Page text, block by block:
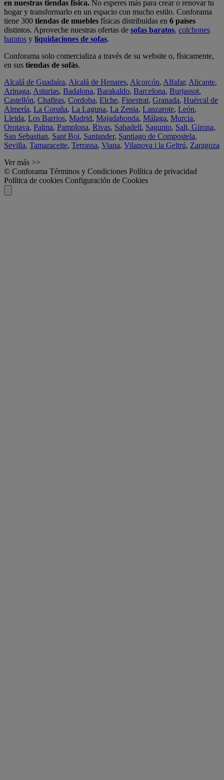
en nuestras tiendas física. No esperes más para crear o renovar tu
hogar y transformarlo en un espacio con mucho estilo. Conforama
tiene 300 tiendas de muebles físicas distribuidas en 6 países
distintos. Aproveche nuestras ofertas de sofas baratos, colchones
baratos y liquidaciones de sofas.
Conforama solo comercializa a través de su website o, físicamente,
en sus tiendas de sofás.
Alcalá de Guadaíra, Alcalá de Henares, Alcorcón, Alfafar, Alicante,
Arinaga, Asturias, Badalona, Barakaldo, Barcelona, Burjassot,
Castellón, Chafiras, Cordoba, Elche, Finestrat, Granada, Huércal de
Almería, La Coruña, La Laguna, La Zenia, Lanzarote, León,
Lleida, Los Barrios, Madrid, Majadahonda, Málaga, Murcia,
Orotava, Palma, Pamplona, Rivas, Sabadell, Sagunto, Salt, Girona,
San Sebastian, Sant Boi, Santander, Santiago de Compostela,
Sevilla, Tamaraceite, Terrassa, Viana, Vilanova i la Geltrú, Zaragoza
Ver más >>
© Conforama Términos y Condiciones Política de privacidad
Política de cookies Configuración de Cookies